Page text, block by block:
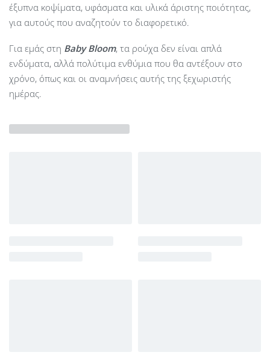
έξυπνα κοψίματα, υφάσματα και υλικά άριστης ποιότητας,
για αυτούς που αναζητούν το διαφορετικό.
Για εμάς στη Baby Bloom, τα ρούχα δεν είναι απλά
ενδύματα, αλλά πολύτιμα ενθύμια που θα αντέξουν στο
χρόνο, όπως και οι αναμνήσεις αυτής της ξεχωριστής
ημέρας.